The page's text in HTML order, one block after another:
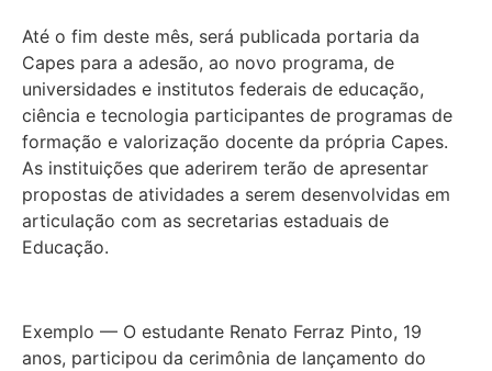
Até o fim deste mês, será publicada portaria da
Capes para a adesão, ao novo programa, de
universidades e institutos federais de educação,
ciência e tecnologia participantes de programas de
formação e valorização docente da própria Capes.
As instituições que aderirem terão de apresentar
propostas de atividades a serem desenvolvidas em
articulação com as secretarias estaduais de
Educação.
Exemplo — O estudante Renato Ferraz Pinto, 19
anos, participou da cerimônia de lançamento do